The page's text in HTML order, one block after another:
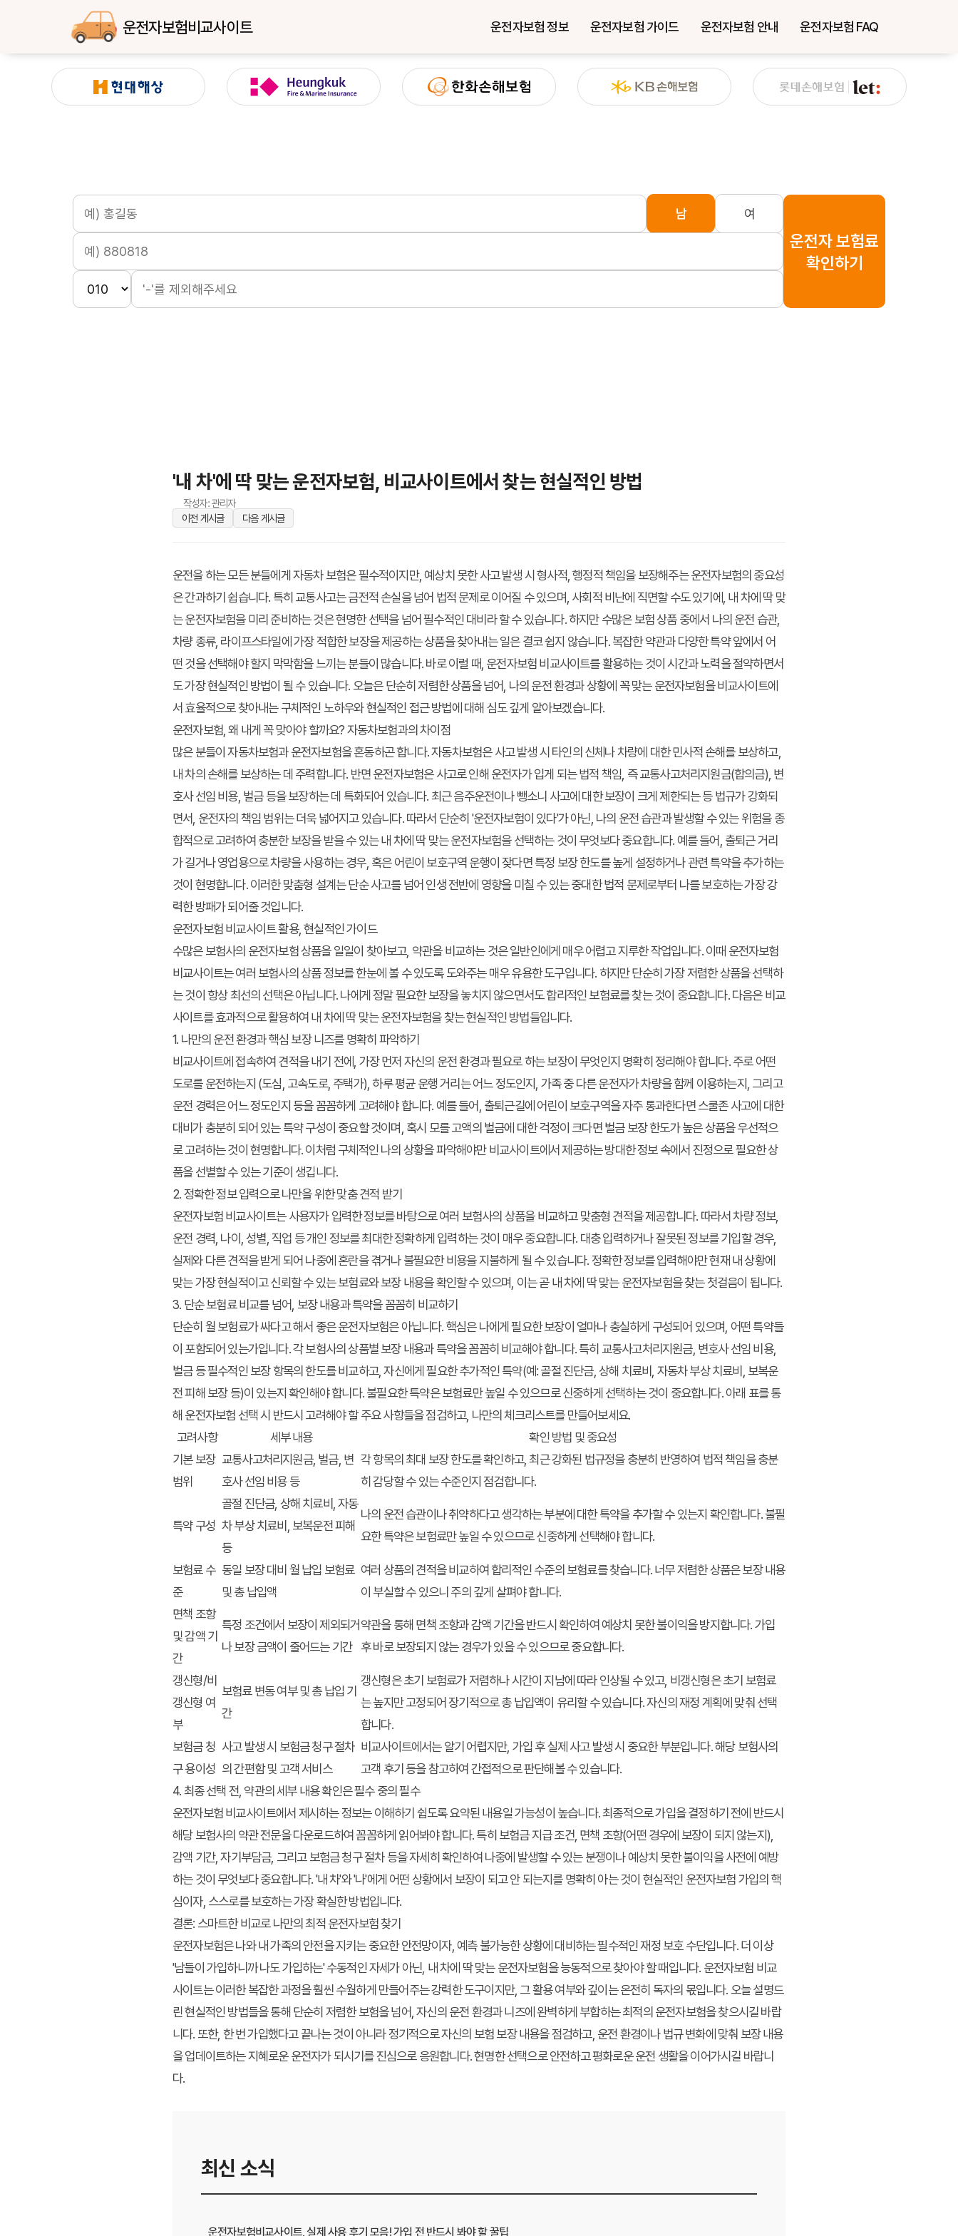
운전자보험비교사이트 운전자보험 정보 운전자보험 가이드 운전자보험 안내 운전자보험 FAQ
남 여
운전자 보험료
확인하기
'내 차'에 딱 맞는 운전자보험, 비교사이트에서 찾는 현실적인 방법
작성자: 관리자
이전 게시글
다음 게시글
운전을 하는 모든 분들에게 자동차 보험은 필수적이지만, 예상치 못한 사고 발생 시 형사적, 행정적 책임을 보장해주는 운전자보험의 중요성
은 간과하기 쉽습니다. 특히 교통사고는 금전적 손실을 넘어 법적 문제로 이어질 수 있으며, 사회적 비난에 직면할 수도 있기에, 내 차에 딱 맞
는 운전자보험을 미리 준비하는 것은 현명한 선택을 넘어 필수적인 대비라 할 수 있습니다. 하지만 수많은 보험 상품 중에서 나의 운전 습관,
차량 종류, 라이프스타일에 가장 적합한 보장을 제공하는 상품을 찾아내는 일은 결코 쉽지 않습니다. 복잡한 약관과 다양한 특약 앞에서 어
떤 것을 선택해야 할지 막막함을 느끼는 분들이 많습니다. 바로 이럴 때, 운전자보험 비교사이트를 활용하는 것이 시간과 노력을 절약하면서
도 가장 현실적인 방법이 될 수 있습니다. 오늘은 단순히 저렴한 상품을 넘어, 나의 운전 환경과 상황에 꼭 맞는 운전자보험을 비교사이트에
서 효율적으로 찾아내는 구체적인 노하우와 현실적인 접근 방법에 대해 심도 깊게 알아보겠습니다.
운전자보험, 왜 내게 꼭 맞아야 할까요? 자동차보험과의 차이점
많은 분들이 자동차보험과 운전자보험을 혼동하곤 합니다. 자동차보험은 사고 발생 시 타인의 신체나 차량에 대한 민사적 손해를 보상하고,
내 차의 손해를 보상하는 데 주력합니다. 반면 운전자보험은 사고로 인해 운전자가 입게 되는 법적 책임, 즉 교통사고처리지원금(합의금), 변
호사 선임 비용, 벌금 등을 보장하는 데 특화되어 있습니다. 최근 음주운전이나 뺑소니 사고에 대한 보장이 크게 제한되는 등 법규가 강화되
면서, 운전자의 책임 범위는 더욱 넓어지고 있습니다. 따라서 단순히 '운전자보험이 있다'가 아닌, 나의 운전 습관과 발생할 수 있는 위험을 종
합적으로 고려하여 충분한 보장을 받을 수 있는내 차에 딱 맞는 운전자보험을 선택하는 것이 무엇보다 중요합니다. 예를 들어, 출퇴근 거리
가 길거나 영업용으로 차량을 사용하는 경우, 혹은 어린이 보호구역 운행이 잦다면 특정 보장 한도를 높게 설정하거나 관련 특약을 추가하는
것이 현명합니다. 이러한 맞춤형 설계는 단순 사고를 넘어 인생 전반에 영향을 미칠 수 있는 중대한 법적 문제로부터 나를 보호하는 가장 강
력한 방패가 되어줄 것입니다.
운전자보험 비교사이트 활용, 현실적인 가이드
수많은 보험사의 운전자보험 상품을 일일이 찾아보고, 약관을 비교하는 것은 일반인에게 매우 어렵고 지루한 작업입니다. 이때 운전자보험
비교사이트는 여러 보험사의 상품 정보를 한눈에 볼 수 있도록 도와주는 매우 유용한 도구입니다. 하지만 단순히 가장 저렴한 상품을 선택하
는 것이 항상 최선의 선택은 아닙니다. 나에게 정말 필요한 보장을 놓치지 않으면서도 합리적인 보험료를 찾는 것이 중요합니다. 다음은 비교
사이트를 효과적으로 활용하여 내 차에 딱 맞는 운전자보험을 찾는 현실적인 방법들입니다.
1. 나만의 운전 환경과 핵심 보장 니즈를 명확히 파악하기
비교사이트에 접속하여 견적을 내기 전에, 가장 먼저 자신의 운전 환경과 필요로 하는 보장이 무엇인지 명확히 정리해야 합니다. 주로 어떤
도로를 운전하는지 (도심, 고속도로, 주택가), 하루 평균 운행 거리는 어느 정도인지, 가족 중 다른 운전자가 차량을 함께 이용하는지, 그리고
운전 경력은 어느 정도인지 등을 꼼꼼하게 고려해야 합니다. 예를 들어, 출퇴근길에 어린이 보호구역을 자주 통과한다면 스쿨존 사고에 대한
대비가 충분히 되어 있는 특약 구성이 중요할 것이며, 혹시 모를 고액의 벌금에 대한 걱정이 크다면 벌금 보장 한도가 높은 상품을 우선적으
로 고려하는 것이 현명합니다. 이처럼 구체적인 나의 상황을 파악해야만 비교사이트에서 제공하는 방대한 정보 속에서 진정으로 필요한 상
품을 선별할 수 있는 기준이 생깁니다.
2. 정확한 정보 입력으로 나만을 위한 맞춤 견적 받기
운전자보험 비교사이트는 사용자가 입력한 정보를 바탕으로 여러 보험사의 상품을 비교하고 맞춤형 견적을 제공합니다. 따라서 차량 정보,
운전 경력, 나이, 성별, 직업 등 개인 정보를 최대한 정확하게 입력하는 것이 매우 중요합니다. 대충 입력하거나 잘못된 정보를 기입할 경우,
실제와 다른 견적을 받게 되어 나중에 혼란을 겪거나 불필요한 비용을 지불하게 될 수 있습니다. 정확한 정보를 입력해야만 현재 내 상황에
맞는 가장 현실적이고 신뢰할 수 있는 보험료와 보장 내용을 확인할 수 있으며, 이는 곧내 차에 딱 맞는 운전자보험을 찾는 첫걸음이 됩니다.
3. 단순 보험료 비교를 넘어, 보장 내용과 특약을 꼼꼼히 비교하기
단순히 월 보험료가 싸다고 해서 좋은 운전자보험은 아닙니다. 핵심은 나에게 필요한 보장이 얼마나 충실하게 구성되어 있으며, 어떤 특약들
이 포함되어 있는가입니다. 각 보험사의 상품별 보장 내용과 특약을 꼼꼼히 비교해야 합니다. 특히 교통사고처리지원금, 변호사 선임 비용,
벌금 등 필수적인 보장 항목의 한도를 비교하고, 자신에게 필요한 추가적인 특약(예: 골절 진단금, 상해 치료비, 자동차 부상 치료비, 보복운
전 피해 보장 등)이 있는지 확인해야 합니다. 불필요한 특약은 보험료만 높일 수 있으므로 신중하게 선택하는 것이 중요합니다. 아래 표를 통
해 운전자보험 선택 시 반드시 고려해야 할 주요 사항들을 점검하고, 나만의 체크리스트를 만들어보세요.
고려사항
세부 내용
확인 방법 및 중요성
기본 보장
범위
교통사고처리지원금, 벌금, 변
호사 선임 비용 등
각 항목의 최대 보장 한도를 확인하고, 최근 강화된 법규정을 충분히 반영하여 법적 책임을 충분
히 감당할 수 있는 수준인지 점검합니다.
특약 구성
골절 진단금, 상해 치료비, 자동
차 부상 치료비, 보복운전 피해
등
나의 운전 습관이나 취약하다고 생각하는 부분에 대한 특약을 추가할 수 있는지 확인합니다. 불필
요한 특약은 보험료만 높일 수 있으므로 신중하게 선택해야 합니다.
보험료 수
준
동일 보장 대비 월 납입 보험료
및 총 납입액
여러 상품의 견적을 비교하여 합리적인 수준의 보험료를 찾습니다. 너무 저렴한 상품은 보장 내용
이 부실할 수 있으니 주의 깊게 살펴야 합니다.
면책 조항
및 감액 기
간
특정 조건에서 보장이 제외되거
나 보장 금액이 줄어드는 기간
약관을 통해 면책 조항과 감액 기간을 반드시 확인하여 예상치 못한 불이익을 방지합니다. 가입
후 바로 보장되지 않는 경우가 있을 수 있으므로 중요합니다.
갱신형/비
갱신형 여
부
보험료 변동 여부 및 총 납입 기
간
갱신형은 초기 보험료가 저렴하나 시간이 지남에 따라 인상될 수 있고, 비갱신형은 초기 보험료
는 높지만 고정되어 장기적으로 총 납입액이 유리할 수 있습니다. 자신의 재정 계획에 맞춰 선택
합니다.
보험금 청
구 용이성
사고 발생 시 보험금 청구 절차
의 간편함 및 고객 서비스
비교사이트에서는 알기 어렵지만, 가입 후 실제 사고 발생 시 중요한 부분입니다. 해당 보험사의
고객 후기 등을 참고하여 간접적으로 판단해볼 수 있습니다.
4. 최종 선택 전, 약관의 세부 내용 확인은 필수 중의 필수
운전자보험 비교사이트에서 제시하는 정보는 이해하기 쉽도록 요약된 내용일 가능성이 높습니다. 최종적으로 가입을 결정하기 전에 반드시
해당 보험사의 약관 전문을 다운로드하여 꼼꼼하게 읽어봐야 합니다. 특히 보험금 지급 조건, 면책 조항(어떤 경우에 보장이 되지 않는지),
감액 기간, 자기부담금, 그리고 보험금 청구 절차 등을 자세히 확인하여 나중에 발생할 수 있는 분쟁이나 예상치 못한 불이익을 사전에 예방
하는 것이 무엇보다 중요합니다. '내 차'와 '나'에게 어떤 상황에서 보장이 되고 안 되는지를 명확히 아는 것이 현실적인 운전자보험 가입의 핵
심이자, 스스로를 보호하는 가장 확실한 방법입니다.
결론: 스마트한 비교로 나만의 최적 운전자보험 찾기
운전자보험은 나와 내 가족의 안전을 지키는 중요한 안전망이자, 예측 불가능한 상황에 대비하는 필수적인 재정 보호 수단입니다. 더 이상
'남들이 가입하니까 나도 가입하는' 수동적인 자세가 아닌, 내 차에 딱 맞는 운전자보험을 능동적으로 찾아야 할 때입니다. 운전자보험 비교
사이트는 이러한 복잡한 과정을 훨씬 수월하게 만들어주는 강력한 도구이지만, 그 활용 여부와 깊이는 온전히 독자의 몫입니다. 오늘 설명드
린 현실적인 방법들을 통해 단순히 저렴한 보험을 넘어, 자신의 운전 환경과 니즈에 완벽하게 부합하는 최적의 운전자보험을 찾으시길 바랍
니다. 또한, 한 번 가입했다고 끝나는 것이 아니라 정기적으로 자신의 보험 보장 내용을 점검하고, 운전 환경이나 법규 변화에 맞춰 보장 내용
을 업데이트하는 지혜로운 운전자가 되시기를 진심으로 응원합니다. 현명한 선택으로 안전하고 평화로운 운전 생활을 이어가시길 바랍니
다.
최신 소식
운전자보험비교사이트, 실제 사용 후기 모음! 가입 전 반드시 봐야 할 꿀팁